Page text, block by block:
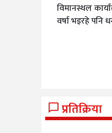
विमानस्थल
वर्षा भइरहे पनि
प्रतिक्रिया